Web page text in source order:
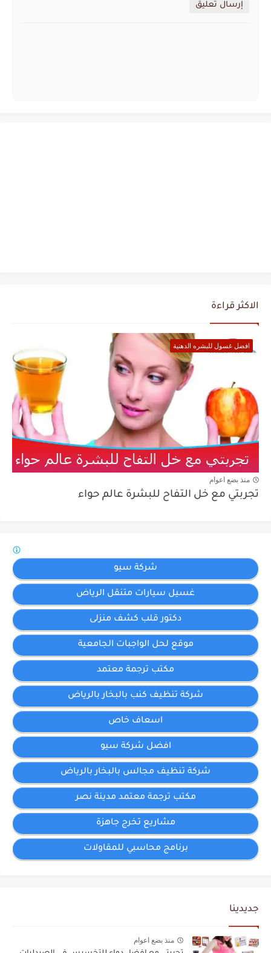
إرسال تعليق
الاكثر قراءة
افضل غسول للبشره الدهنية
منذ بضع اعوام
تجربتي مع خل التفاح للبشرة عالم حواء
شركة سيو
غسيل سيارات متنقل الرياض
دكتور قلب كشف منزلى
موقع لحل الواجبات الجامعية
مكتب ترجمة معتمد
شركة تنظيف كنب بالبخار بالرياض
اسعاف خاص
افضل شركة سيو
شركة تنظيف مجالس بالبخار بالرياض
مكتب ترجمة معتمد مدينة نصر
مشاريع تخرج جاهزة
برنامج محاسبي للمقاولات
جديدينا
منذ بضع اعوام